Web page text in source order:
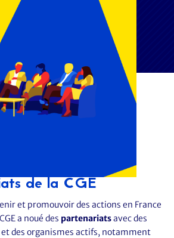
de la CGE
et promouvoir des actions en France
a noué des partenariatsavec des
des organismes actifs, notamment